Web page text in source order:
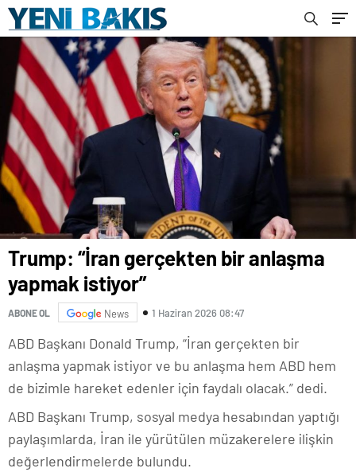
Trump: “İran gerçekten bir anlaşma
yapmak istiyor”
ABONE OL News 1 Haziran 2026 08:47
ABD Başkanı Donald Trump, “İran gerçekten bir
anlaşma yapmak istiyor ve bu anlaşma hem ABD hem
de bizimle hareket edenler için faydalı olacak.” dedi.
ABD Başkanı Trump, sosyal medya hesabından yaptığı
paylaşımlarda, İran ile yürütülen müzakerelere ilişkin
değerlendirmelerde bulundu.